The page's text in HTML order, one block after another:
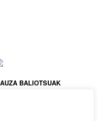
BALIOTSUAK